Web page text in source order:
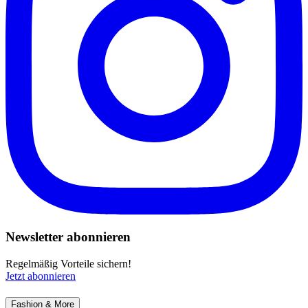
Newsletter abonnieren
Regelmäßig Vorteile sichern!
Jetzt abonnieren
Fashion & More